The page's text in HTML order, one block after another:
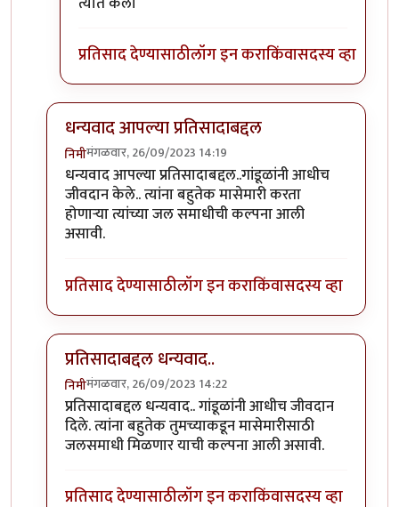
प्रतिसाद देण्यासाठीलॉग इन कराकिंवासदस्य व्हा
धन्यवाद आपल्या प्रतिसादाबद्दल
निमीमंगळवार, 26/09/2023 14:19
In reply toछान. खत प्रकल्प आवडला. आमच्याby
धन्यवाद आपल्या प्रतिसादाबद्दल..गांडूळांनी आधीच
जीवदान केले.. त्यांना बहुतेक मासेमारी करता
होणाऱ्या त्यांच्या जल समाधीची कल्पना आली
असावी.
प्रतिसाद देण्यासाठीलॉग इन कराकिंवासदस्य व्हा
प्रतिसादाबद्दल धन्यवाद..
निमीमंगळवार, 26/09/2023 14:22
In reply toछान. खत प्रकल्प आवडला. आमच्याby
प्रतिसादाबद्दल धन्यवाद.. गांडूळांनी आधीच जीवदान
दिले. त्यांना बहुतेक तुमच्याकडून मासेमारीसाठी
जलसमाधी मिळणार याची कल्पना आली असावी.
प्रतिसाद देण्यासाठीलॉग इन कराकिंवासदस्य व्हा